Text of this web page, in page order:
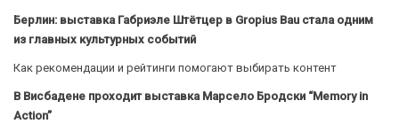
Берлин: выставка Габриэле Штётцер в Gropius Bau стала одним
из главных культурных событий
Как рекомендации и рейтинги помогают выбирать контент
В Висбадене проходит выставка Марсело Бродски “Memory in
Action”